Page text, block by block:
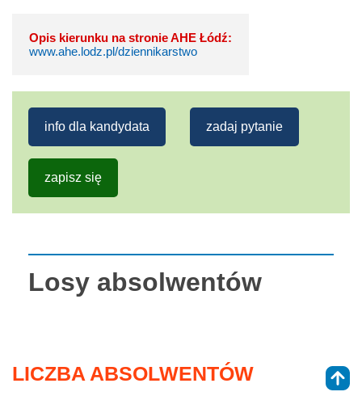
Opis kierunku na stronie AHE Łódź:
www.ahe.lodz.pl/dziennikarstwo
info dla kandydata zadaj pytanie
zapisz się
Losy absolwentów
LICZBA ABSOLWENTÓW